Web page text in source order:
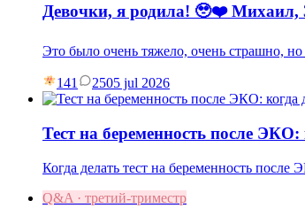
Девочки, я родила! 🥹❤️ Михаил,
Это было очень тяжело, очень страшно,
141 2505 jul 2026
Тест на беременность после ЭКО:
Когда делать тест на беременность
Q&A · третий-триместр